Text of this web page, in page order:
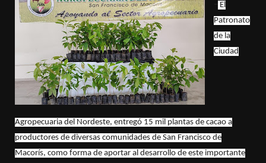
El
Patronato
de la
Ciudad
Agropecuaria del Nordeste, entregó 15 mil plantas de cacao a
productores de diversas comunidades de San Francisco de
Macorís, como forma de aportar al desarrollo de este importante